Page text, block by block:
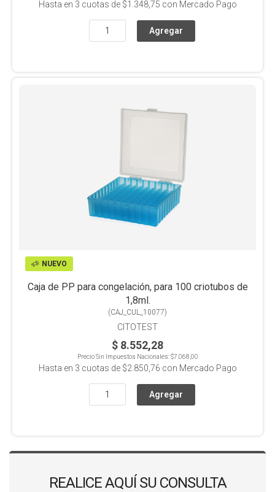
Hasta en 3 cuotas de $1.348,75 con Mercado Pago
NUEVO
Caja de PP para congelación, para 100 criotubos de
1,8ml.
(CAJ_CUL_10077)
CITOTEST
$ 8.552,28
Precio Sin Impuestos Nacionales:$7.068,00
Hasta en 3 cuotas de $2.850,76 con Mercado Pago
REALICE AQUÍ SU CONSULTA